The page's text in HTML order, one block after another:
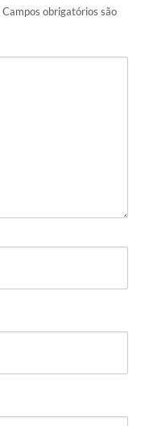
Campos obrigatórios são